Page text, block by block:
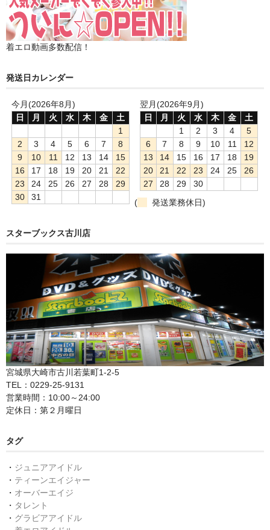
着エロ動画多数配信！
発送日カレンダー
今月(2026年8月)
日
月 火 水 木 金
土
1
2
3 4 5 6 7
8
9
10 11 12 13 14
15
16
17 18 19 20 21
22
23
24 25 26 27 28
29
30
31
翌月(2026年9月)
日
月 火 水 木 金
土
1
2 3 4
5
6
7 8 9 10 11
12
13
14 15 16 17 18
19
20
21 22 23 24 25
26
27
28 29
30
(
発送業務休日)
スターブックス古川店
宮城県大崎市古川若葉町1-2-5
TEL：0229-25-9131
営業時間：10:00～24:00
定休日：第２月曜日
タグ
・ ジュニアアイドル
・ ティーンエイジャー
・ オーバーエイジ
・ タレント
・ グラビアアイドル